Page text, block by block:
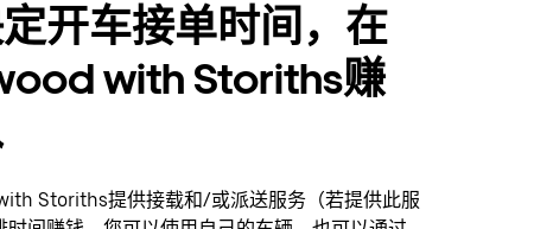
开车接单时间，在
with Storiths赚
Storiths提供接载和/或派送服务（若提供此服